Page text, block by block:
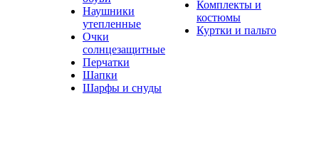
Наушники
утепленные
Очки
солнцезащитные
Перчатки
Шапки
Шарфы и снуды
Комплекты и
костюмы
Куртки и пальто